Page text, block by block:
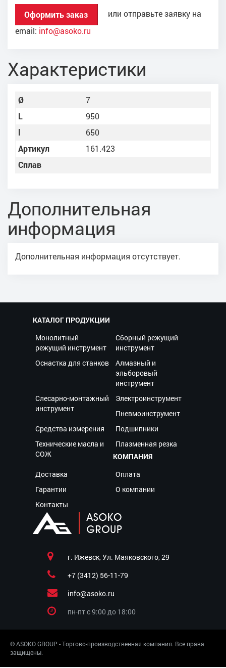
Оформить заказ
или отправьте заявку на
email: info@asoko.ru
Характеристики
Ø
7
L
950
l
650
Артикул
161.423
Сплав
Дополнительная
информация
Дополнительная информация отсутствует.
КАТАЛОГ ПРОДУКЦИИ
Монолитный
режущий инструмент
Сборный режущий
инструмент
Оснастка для станков
Алмазный и
эльборовый
инструмент
Слесарно-монтажный
инструмент
Электроинструмент
Пневмоинструмент
Средства измерения
Подшипники
Технические масла и
СОЖ
Плазменная резка
КОМПАНИЯ
Доставка
Оплата
Гарантии
О компании
Контакты
г. Ижевск, Ул. Маяковского, 29
+7 (3412) 56-11-79
info@asoko.ru
пн-пт c 9:00 до 18:00
© ASOKO GROUP - Торгово-производственная компания. Все права
защищены.